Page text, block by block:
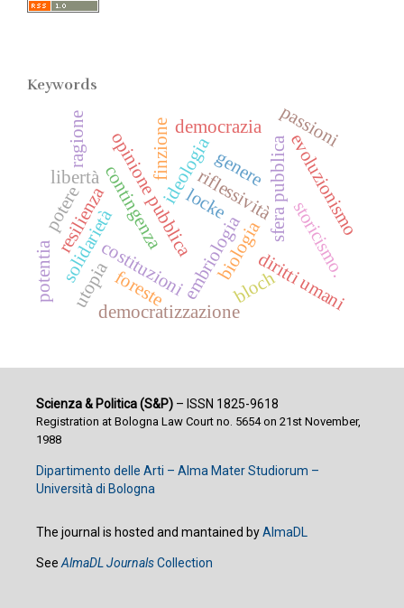
Keywords
ideologia
opinione pubblicariflessivitàsfera pubblica
costituzioniembriologia
evoluzionismo
biologia storicismo.
solidarietà
resilienza
democrazia
democratizzazione diritti umani
genere
utopia bloch
finzione
contingenza
libertà
ragione
locke
potere
potentia
passioni
foreste
Scienza & Politica (S&P)– ISSN 1825-9618
Registration at Bologna Law Court no. 5654 on 21st November,
1988
Dipartimento delle Arti – Alma Mater Studiorum –
Università di Bologna
The journal is hosted and mantained byAlmaDL
See AlmaDL JournalsCollection